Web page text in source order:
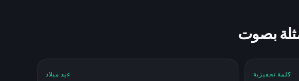
عيد ميلاد كلمة تحفيزية